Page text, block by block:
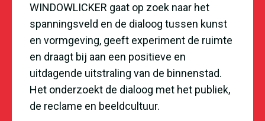
WINDOWLICKER gaat op zoek naar het
spanningsveld en de dialoog tussen kunst
en vormgeving, geeft experiment de ruimte
en draagt bij aan een positieve en
uitdagende uitstraling van de binnenstad.
Het onderzoekt de dialoog met het publiek,
de reclame en beeldcultuur.